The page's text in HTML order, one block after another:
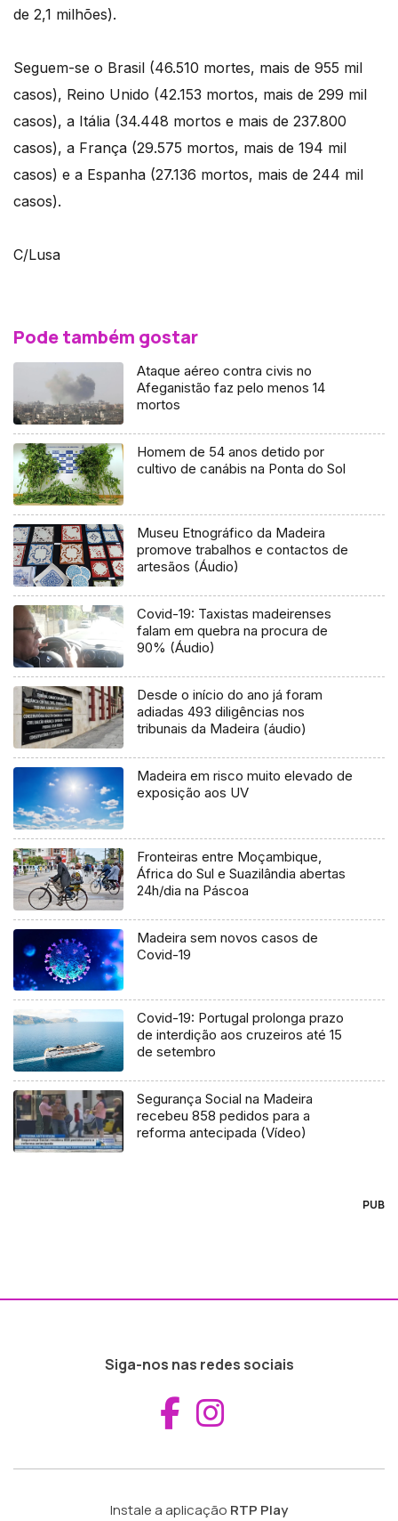
de 2,1 milhões).
Seguem-se o Brasil (46.510 mortes, mais de 955 mil
casos), Reino Unido (42.153 mortos, mais de 299 mil
casos), a Itália (34.448 mortos e mais de 237.800
casos), a França (29.575 mortos, mais de 194 mil
casos) e a Espanha (27.136 mortos, mais de 244 mil
casos).
C/Lusa
Pode também gostar
Ataque aéreo contra civis no
Afeganistão faz pelo menos 14
mortos
Homem de 54 anos detido por
cultivo de canábis na Ponta do Sol
Museu Etnográfico da Madeira
promove trabalhos e contactos de
artesãos (Áudio)
Covid-19: Taxistas madeirenses
falam em quebra na procura de
90% (Áudio)
Desde o início do ano já foram
adiadas 493 diligências nos
tribunais da Madeira (áudio)
Madeira em risco muito elevado de
exposição aos UV
Fronteiras entre Moçambique,
África do Sul e Suazilândia abertas
24h/dia na Páscoa
Madeira sem novos casos de
Covid-19
Covid-19: Portugal prolonga prazo
de interdição aos cruzeiros até 15
de setembro
Segurança Social na Madeira
recebeu 858 pedidos para a
reforma antecipada (Vídeo)
PUB
Siga-nos nas redes sociais
Aceder ao
Instale a aplicação RTP Play